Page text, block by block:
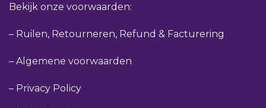
Bekijk onze voorwaarden:
– Ruilen, Retourneren, Refund & Facturering
– Algemene voorwaarden
– Privacy Policy